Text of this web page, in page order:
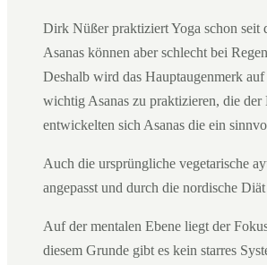
Dirk Nüßer praktiziert Yoga schon seit
Asanas können aber schlecht bei
Deshalb wird das Hauptaugenmerk
wichtig Asanas zu praktizieren, die
entwickelten sich Asanas die ein
Auch die ursprüngliche vegetarische
angepasst und durch die nordische
Auf der mentalen Ebene liegt der
diesem Grunde gibt es kein starres